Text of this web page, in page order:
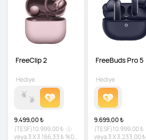
FreeClip 2
9.499,00 ₺
(TESF)10.999,00 ₺
veya 3X3.166,33 ₺%0
Hediye
FreeBuds Pro 5
9.699,00 ₺
(TESF)10.999,00 ₺
veya 3X3.233,00 ₺
Hediye